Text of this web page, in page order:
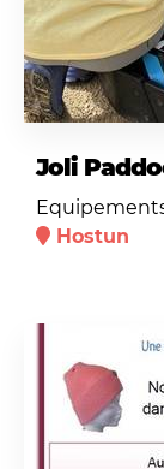
Joli
Hostun